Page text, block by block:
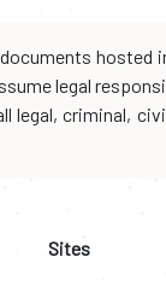
legal
legal, criminal,
Sites